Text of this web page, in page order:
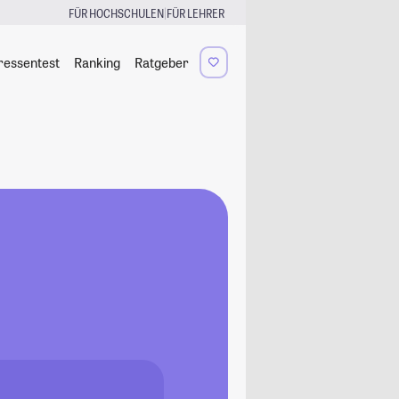
FÜR HOCHSCHULEN|FÜR LEHRER
Ranking Ratgeber